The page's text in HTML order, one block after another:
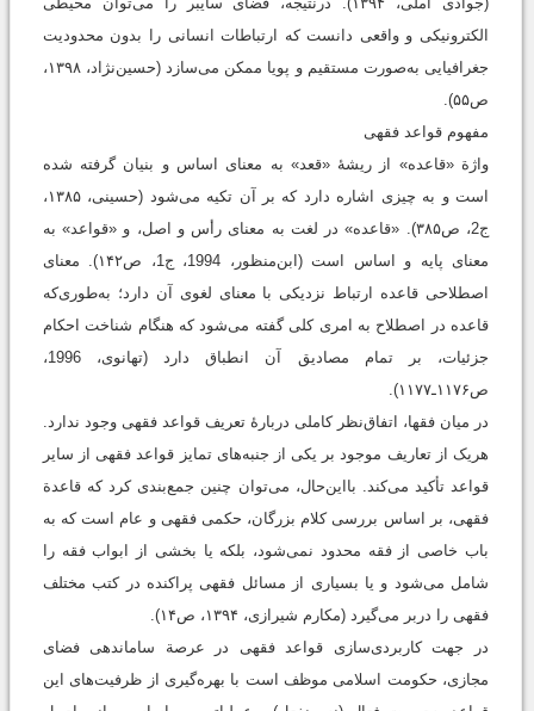
الکترونیکی و واقعی دانست که ارتباطات انسانی را بدون محدودیت
جغرافیایی به‌صورت مستقیم و پویا ممکن می‌سازد (حسین‌نژاد، ۱۳۹۸،
ص۵۵).
مفهوم قواعد فقهی
واژة «قاعده» از ریشۀ «قعد» به معنای اساس و بنیان گرفته شده
است و به چیزی اشاره دارد که بر آن تکیه می‌شود (حسینی، ۱۳۸۵،
ج2، ص۳۸۵). «قاعده» در لغت به معنای رأس و اصل، و «قواعد» به
معنای پایه و اساس است (ابن‌منظور، 1994، ج1، ص۱۴۲). معنای
اصطلاحی قاعده ارتباط نزدیکی با معنای لغوی آن دارد؛ به‌طوری‌که
قاعده در اصطلاح به امری کلی گفته می‌شود که هنگام شناخت احکام
جزئیات، بر تمام مصادیق آن انطباق دارد (تهانوی، 1996،
ص۱۱۷۶ـ۱۱۷۷).
در میان فقها، اتفاق‌نظر کاملی دربارۀ تعریف قواعد فقهی وجود ندارد.
هریک از تعاریف موجود بر یکی از جنبه‌های تمایز قواعد فقهی از سایر
قواعد تأکید می‌کند. بااین‌حال، می‌توان چنین جمع‌بندی کرد که قاعدة
فقهی، بر اساس بررسی کلام بزرگان، حکمی فقهی و عام است که به
باب خاصی از فقه محدود نمی‌شود، بلکه یا بخشی از ابواب فقه را
شامل می‌شود و یا بسیاری از مسائل فقهی پراکنده در کتب مختلف
فقهی را دربر می‌گیرد (مکارم شیرازی، ۱۳۹۴، ص۱۴).
در جهت کاربردی‌سازی قواعد فقهی در عرصة ساماندهی فضای
مجازی، حکومت اسلامی موظف است با بهره‌گیری از ظرفیت‌های این